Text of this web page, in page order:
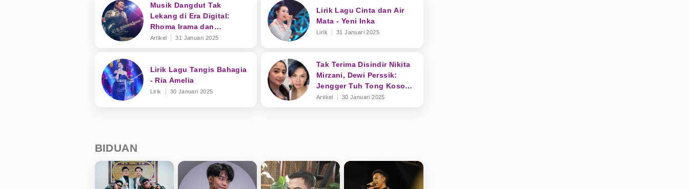
Musik Dangdut Tak
Lekang di Era Digital:
Rhoma Irama dan
Transformasi Genre
Artikel 31 Januari 2025
Lirik Lagu Cinta dan Air
Mata - Yeni Inka
Lirik 31 Januari 2025
Lirik Lagu Tangis Bahagia
- Ria Amelia
Lirik 30 Januari 2025
Tak Terima Disindir Nikita
Mirzani, Dewi Perssik:
Jengger Tuh Tong Kosong
Nyaring Bunyinya
Artikel 30 Januari 2025
BIDUAN